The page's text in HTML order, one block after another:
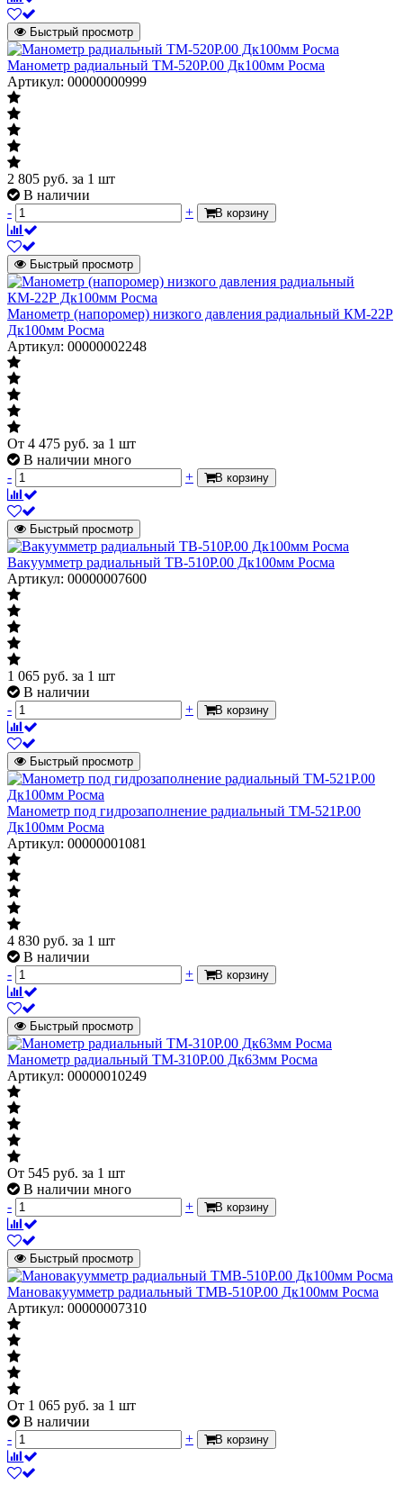
Быстрый просмотр
Манометр радиальный ТМ-520Р.00 Дк100мм Росма
Артикул: 00000000999
2 805 руб. за 1 шт
В наличии
-
+ В корзину
Быстрый просмотр
Манометр (напоромер) низкого давления радиальный КМ-22Р
Дк100мм Росма
Артикул: 00000002248
От 4 475 руб. за 1 шт
В наличии много
-
+ В корзину
Быстрый просмотр
Вакуумметр радиальный ТВ-510Р.00 Дк100мм Росма
Артикул: 00000007600
1 065 руб. за 1 шт
В наличии
-
+ В корзину
Быстрый просмотр
Манометр под гидрозаполнение радиальный ТМ-521Р.00
Дк100мм Росма
Артикул: 00000001081
4 830 руб. за 1 шт
В наличии
-
+ В корзину
Быстрый просмотр
Манометр радиальный ТМ-310Р.00 Дк63мм Росма
Артикул: 00000010249
От 545 руб. за 1 шт
В наличии много
-
+ В корзину
Быстрый просмотр
Мановакуумметр радиальный ТМВ-510Р.00 Дк100мм Росма
Артикул: 00000007310
От 1 065 руб. за 1 шт
В наличии
-
+ В корзину